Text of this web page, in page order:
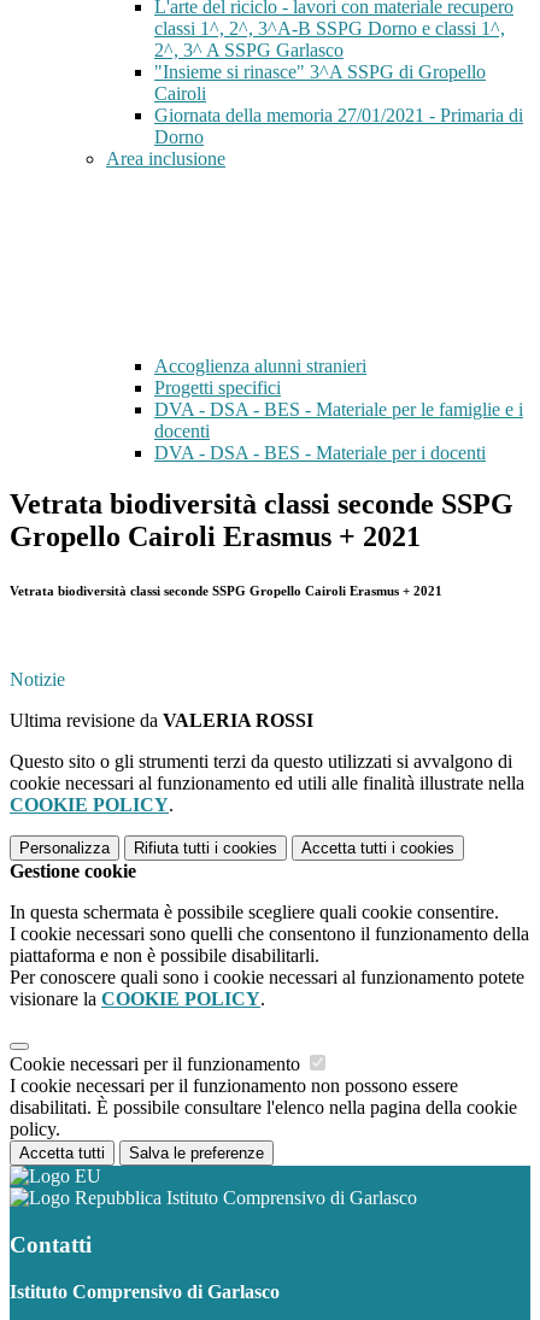
L'arte del riciclo - lavori con materiale recupero
classi 1^, 2^, 3^A-B SSPG Dorno e classi 1^,
2^, 3^ A SSPG Garlasco
"Insieme si rinasce" 3^A SSPG di Gropello
Cairoli
Giornata della memoria 27/01/2021 - Primaria di
Dorno
Area inclusione
Accoglienza alunni stranieri
Progetti specifici
DVA - DSA - BES - Materiale per le famiglie e i
docenti
DVA - DSA - BES - Materiale per i docenti
Vetrata biodiversità classi seconde SSPG
Gropello Cairoli Erasmus + 2021
Vetrata biodiversità classi seconde SSPG Gropello Cairoli Erasmus + 2021
Notizie
Ultima revisione da VALERIA ROSSI
Questo sito o gli strumenti terzi da questo utilizzati si avvalgono di
cookie necessari al funzionamento ed utili alle finalità illustrate nella
COOKIE POLICY.
Personalizza Rifiuta tutti i cookies Accetta tutti i cookies
Gestione cookie
In questa schermata è possibile scegliere quali cookie consentire.
I cookie necessari sono quelli che consentono il funzionamento della
piattaforma e non è possibile disabilitarli.
Per conoscere quali sono i cookie necessari al funzionamento potete
visionare la COOKIE POLICY.
Cookie necessari per il funzionamento
I cookie necessari per il funzionamento non possono essere
disabilitati. È possibile consultare l'elenco nella pagina della cookie
policy.
Accetta tutti Salva le preferenze
Istituto Comprensivo di Garlasco
Contatti
Istituto Comprensivo di Garlasco